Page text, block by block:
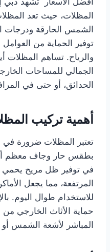
المظلات، حيث تعد
الشمس الحارقة ودرجات
توفير الحماية من العوامل
والرياح. تساهم المظلات
الجمالي للمساحات
الحدائق، أو حتى في
أهمية تركيب
تعتبر المظلات ضرورة في
بطقس حار وجاف معظم
في توفير ظل مريح يحمي
المرتفعة، مما يجعل
للاستخدام طوال اليوم.
حماية الأثاث الخارجي
المباشر لأشعة الشمس أو